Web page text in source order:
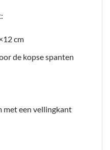
cm
de kopse spanten
met een vellingkant